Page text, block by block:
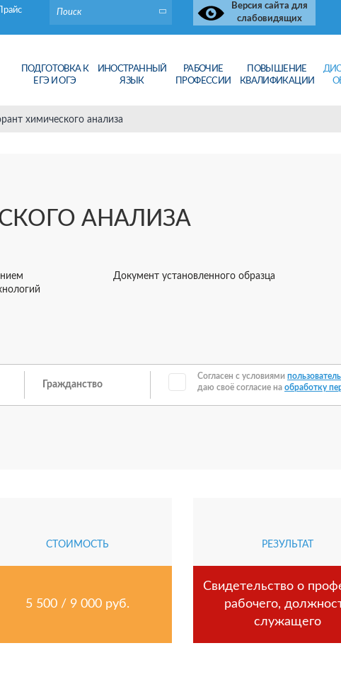
Прайс
Версия сайта для
слабовидящих
ПОДГОТОВКА К
ЕГЭ И ОГЭ
ИНОСТРАННЫЙ
ЯЗЫК
РАБОЧИЕ
ПРОФЕССИИ
ПОВЫШЕНИЕ
КВАЛИФИКАЦИИ
химического анализа
АНАЛИЗА
Документ установленного образца
Согласен с условиями
даю своё согласие на обработку
СТОИМОСТЬ
5 500 / 9 000 руб.
РЕЗУЛЬТАТ
Свидетельство о
рабочего,
служащего